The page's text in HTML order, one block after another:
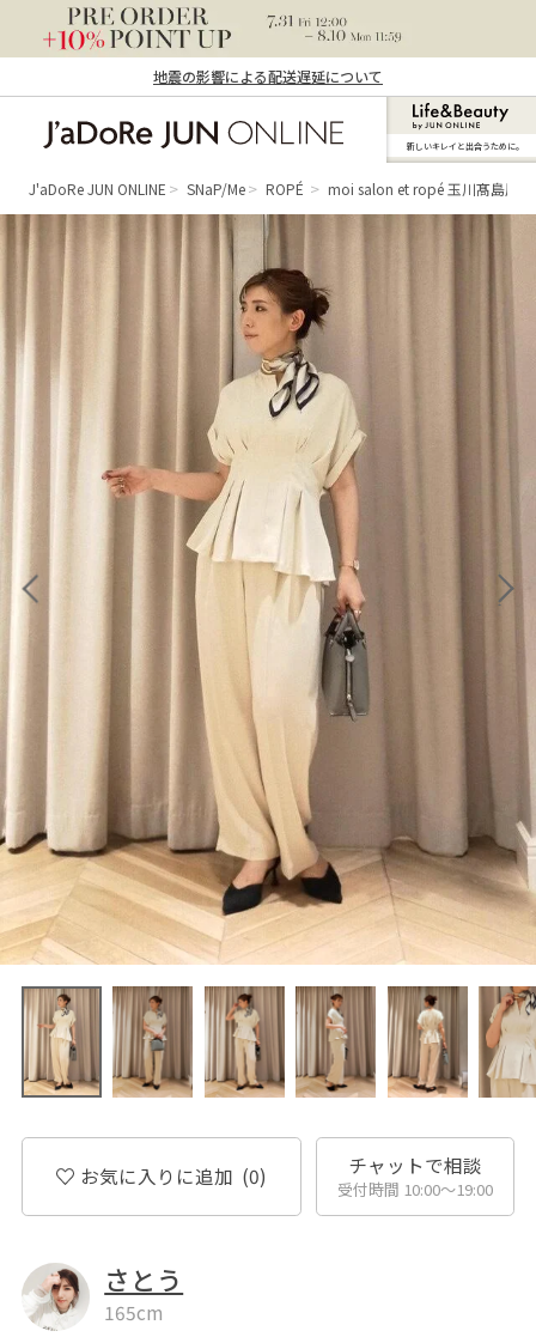
地震の影響による配送遅延について
ン オンライン）
新しいキレイと出合うために。
J'aDoRe JUN ONLINE SNaP/Me ROPÉ moi salon et ropé 玉川髙島屋
お気に入りに追加 (0) チャットで相談
受付時間 10:00〜19:00
さとう
165cm